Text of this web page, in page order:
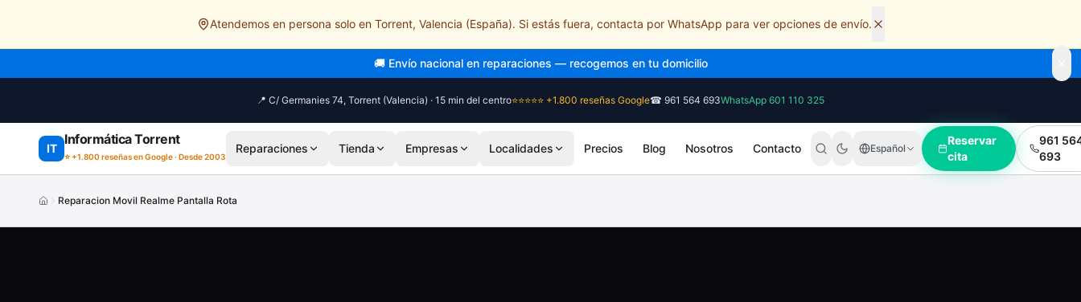
Atendemos en persona solo en Torrent, Valencia (España). Si estás fuera, contacta por WhatsApp para ver opciones de envío.
🎓 Diagnóstico siempre gratuito, sin compromiso
📍 C/ Germanies 74, Torrent (Valencia) · 15 min del centro⭐⭐⭐⭐⭐ +1.800 reseñas Google☎ 961 564 693WhatsApp 601 110 325
IT
Informática Torrent
⭐ +1.800 reseñas en Google · Desde 2003
Reparaciones Tienda Empresas Localidades Precios Blog Nosotros Contacto Español
Reservar
cita
961
693
Reparacion Movil Realme Pantalla Rota